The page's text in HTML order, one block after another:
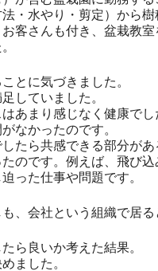
・水やり・剪定）から
客さんも付き、盆栽教
とに気づきました。
していました。
あまり感じなく健康でし
なかったのです。
たら共感できる部分が
のです。例えば、飛び
った仕事や問題です。
、会社という組織で居る
ら良いか考えた結果。
ました。